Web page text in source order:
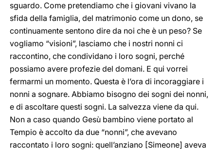
sguardo. Come pretendiamo che i giovani vivano la
sfida della famiglia, del matrimonio come un dono, se
continuamente sentono dire da noi che è un peso? Se
vogliamo “visioni”, lasciamo che i nostri nonni ci
raccontino, che condividano i loro sogni, perché
possiamo avere profezie del domani. E qui vorrei
fermarmi un momento. Questa è l’ora di incoraggiare i
nonni a sognare. Abbiamo bisogno dei sogni dei nonni,
e di ascoltare questi sogni. La salvezza viene da qui.
Non a caso quando Gesù bambino viene portato al
Tempio è accolto da due “nonni”, che avevano
raccontato i loro sogni: quell’anziano [Simeone] aveva